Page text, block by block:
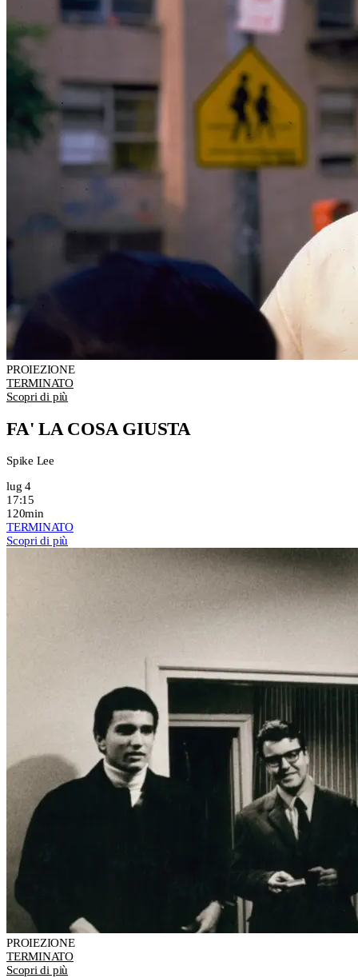
PROIEZIONE
TERMINATO
Scopri di più
FA' LA COSA GIUSTA
Spike Lee
lug 4
17:15
120min
TERMINATO
Scopri di più
PROIEZIONE
TERMINATO
Scopri di più